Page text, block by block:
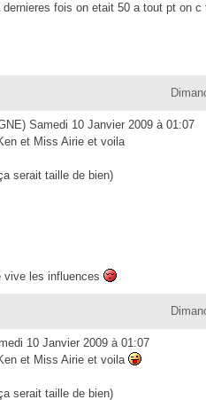
fois on etait 50 a tout pt on c
Samedi 10 Janvier 2009 à 01:07
et Miss Airie et voila
serait taille de bien)
vive les influences
10 Janvier 2009 à 01:07
et Miss Airie et voila
serait taille de bien)